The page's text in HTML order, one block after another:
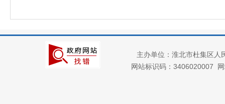
主办单位：淮北市杜集区
网站标识码：3406020007